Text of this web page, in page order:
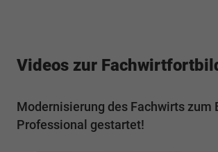
Videos zur
Modernisierung des Fachwirts zum
Professional gestartet!